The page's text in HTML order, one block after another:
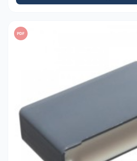
PDF